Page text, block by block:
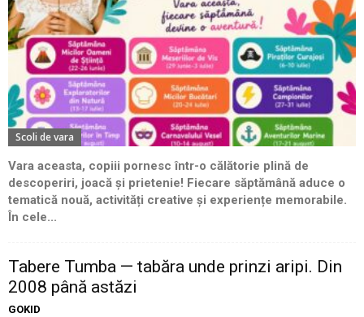
Scoli de vara
Vara aceasta, copiii pornesc într-o călătorie plină de
descoperiri, joacă și prietenie! Fiecare săptămână aduce o
tematică nouă, activități creative și experiențe memorabile.
În cele...
Tabere Tumba — tabăra unde prinzi aripi. Din
2008 până astăzi
GOKID